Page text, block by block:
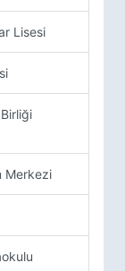
Lisesi
Merkezi